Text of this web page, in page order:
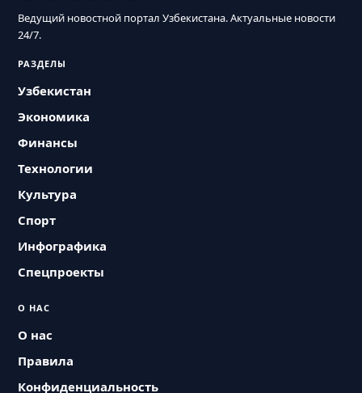
Ведущий новостной портал Узбекистана. Актуальные новости
24/7.
РАЗДЕЛЫ
Узбекистан
Экономика
Финансы
Технологии
Культура
Спорт
Инфографика
Спецпроекты
О НАС
О нас
Правила
Конфиденциальность